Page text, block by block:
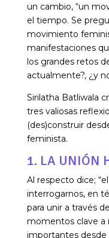
un cambio, “un
el tiempo. Se
movimiento
manifestaciones
los grandes retos
actualmente?, ¿y
Sirilatha Batliwala
tres valiosas
(des)construir
feminista.
1. LA UNIÓN
Al respecto dice;
interrogarnos, en
para unir a través
momentos clave a
importantes desde